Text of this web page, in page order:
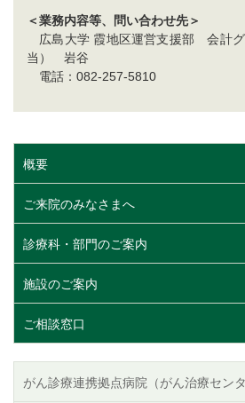
＜業務内容等、問い合わせ先＞
広島大学 霞地区運営支援部 会計グ
当） 岩谷
電話：082-257-5810
概要
ご来院のみなさまへ
診療科・部門のご案内
施設のご案内
ご相談窓口
がん診療連携拠点病院（がん治療センタ